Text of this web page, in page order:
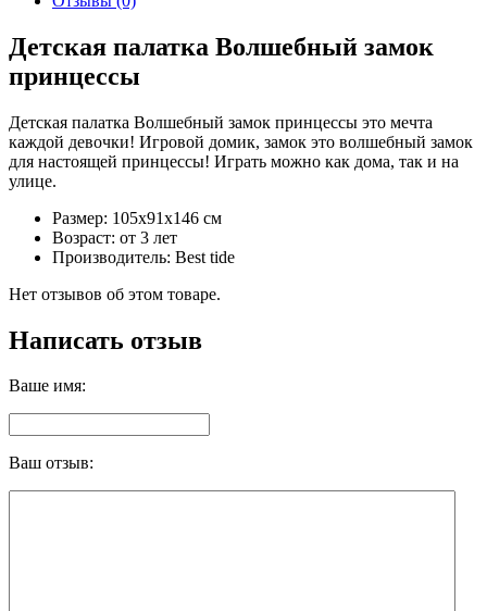
Детская палатка Волшебный замок
принцессы
Детская палатка Волшебный замок принцессы это мечта
каждой девочки! Игровой домик, замок это волшебный замок
для настоящей принцессы! Играть можно как дома, так и на
улице.
Размер: 105х91x146 см
Возраст: от 3 лет
Производитель: Best tide
Нет отзывов об этом товаре.
Написать отзыв
Ваше имя:
Ваш отзыв: